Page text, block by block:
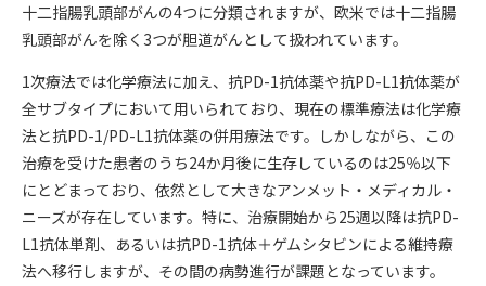
十二指腸乳頭部がんの4つに分類されますが、欧米では十二指腸
乳頭部がんを除く3つが胆道がんとして扱われています。
1次療法では化学療法に加え、抗PD-1抗体薬や抗PD-L1抗体薬が
全サブタイプにおいて用いられており、現在の標準療法は化学療
法と抗PD-1/PD-L1抗体薬の併用療法です。しかしながら、この
治療を受けた患者のうち24か月後に生存しているのは25％以下
にとどまっており、依然として大きなアンメット・メディカル・
ニーズが存在しています。特に、治療開始から25週以降は抗PD-
L1抗体単剤、あるいは抗PD-1抗体＋ゲムシタビンによる維持療
法へ移行しますが、その間の病勢進行が課題となっています。